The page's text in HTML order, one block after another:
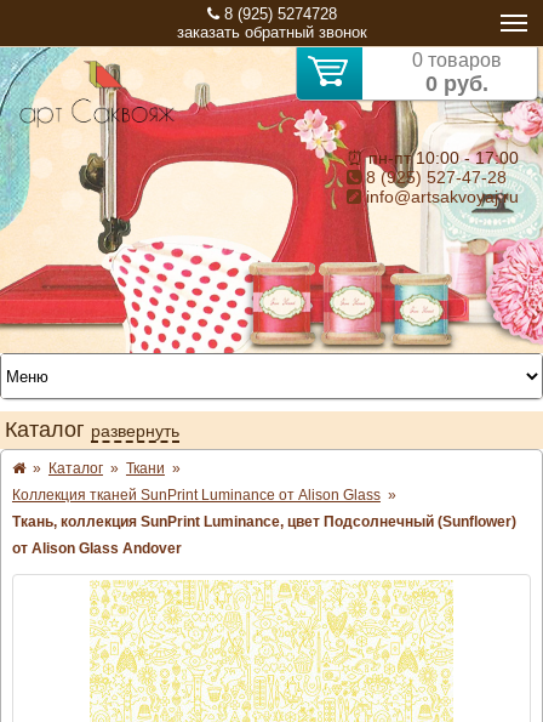
8 (925) 5274728
заказать обратный звонок
0 товаров
0 руб.
⏰ пн-пт 10:00 - 17:00
8 (925) 527-47-28
info@artsakvoyaj.ru
Каталог развернуть
» Каталог » Ткани »
Коллекция тканей SunPrint Luminance от Alison Glass »
Ткань, коллекция SunPrint Luminance, цвет Подсолнечный (Sunflower)
от Alison Glass Andover